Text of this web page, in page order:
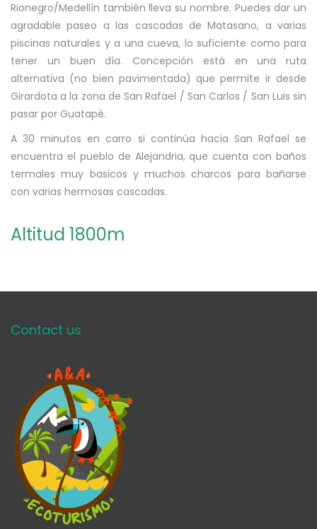
Rionegro/Medellín también lleva su nombre. Puedes dar un
agradable paseo a las cascadas de Matasano, a varias
piscinas naturales y a una cueva, lo suficiente como para
tener un buen día. Concepción está en una ruta
alternativa (no bien pavimentada) que permite ir desde
Girardota a la zona de San Rafael / San Carlos / San Luis sin
pasar por Guatapé.
A 30 minutos en carro si continúa hacia San Rafael se
encuentra el pueblo de Alejandria, que cuenta con baños
termales muy basicos y muchos charcos para bañarse
con varias hermosas cascadas.
Altitud 1800m
Contact us